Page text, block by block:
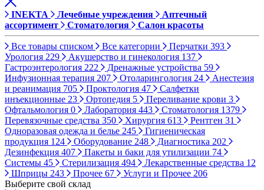
INEKTA Лечебные учреждения
Аптечный
ассортимент
Стоматология Салон красоты
Все товары списком Все категории Перчатки 393
Урология 229 Акушерство и гинекология 137
Гастроэнтерология 222 Дренажные устройства 59
Инфузионная терапия 207 Отоларингология 24
Анестезия
и реанимация 705 Проктология 47
Салфетки
инъекционные 23 Ортопедия 5 Переливание крови 3
Офтальмология 0 Лаборатория 443 Стоматология 1379
Перевязочные средства 350 Хирургия 613 Рентген 31
Одноразовая одежда и белье 245
Гигиеническая
продукция 124 Оборудование 248 Диагностика 202
Дезинфекция 407 Пакеты и баки для утилизации 74
Системы 45 Стерилизация 494 Лекарственные средства 12
Шприцы 243 Прочее 67 Услуги и Прочее 206
Выберите свой склад